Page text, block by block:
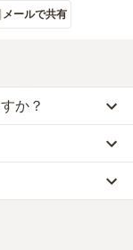
メールで共有
か？
だけます。
約168万円（墓石代
い、という訳ではあ
安心してお参りで
番出口から徒歩約3
車で約10分です。
アクセス」欄をご
地見学を通して、